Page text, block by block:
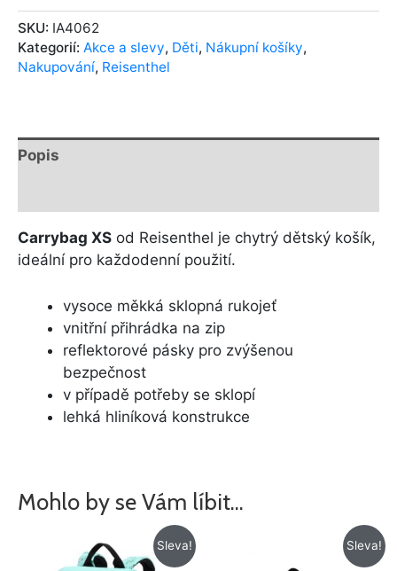
SKU: IA4062
Kategorií: Akce a slevy, Děti, Nákupní košíky,
Nakupování, Reisenthel
Popis
Carrybag XS od Reisenthel je chytrý dětský košík,
ideální pro každodenní použití.
vysoce měkká sklopná rukojeť
vnitřní přihrádka na zip
reflektorové pásky pro zvýšenou
bezpečnost
v případě potřeby se sklopí
lehká hliníková konstrukce
Mohlo by se Vám líbit…
Sleva!
Původní
cena
Aktuální
cena
Sleva!
Aktuální
cena